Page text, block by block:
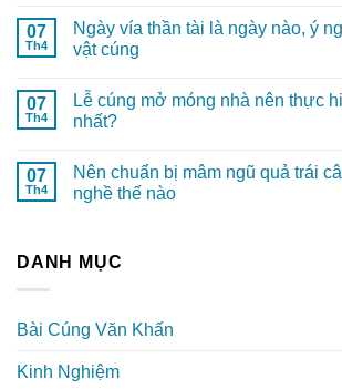
07
Th4
Ngày vía thần tài là ngày nào, ý
vật cúng
07
Th4
Lễ cúng mở móng nhà nên thực
nhất?
07
Th4
Nên chuẩn bị mâm ngũ quả trái
nghề thế nào
DANH MỤC
Bài Cúng Văn Khấn
Kinh Nghiệm